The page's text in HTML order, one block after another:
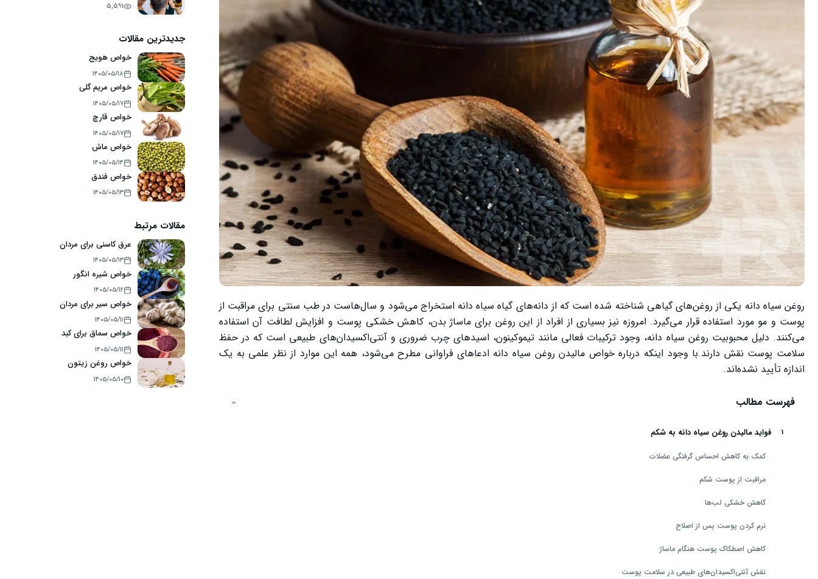
روغن سیاه دانه یکی از روغن‌های گیاهی شناخته‌ شده است که از دانه‌های گیاه سیاه دانه استخراج می‌شود و سال‌هاست در طب سنتی برای مراقبت از
پوست و مو مورد استفاده قرار می‌گیرد. امروزه نیز بسیاری از افراد از این روغن برای ماساژ بدن، کاهش خشکی پوست و افزایش لطافت آن استفاده
می‌کنند. دلیل محبوبیت روغن سیاه دانه، وجود ترکیبات فعالی مانند تیموکینون، اسیدهای چرب ضروری و آنتی‌اکسیدان‌های طبیعی است که در حفظ
سلامت پوست نقش دارند.با وجود اینکه درباره خواص مالیدن روغن سیاه دانه ادعاهای فراوانی مطرح می‌شود، همه این موارد از نظر علمی به یک
اندازه تأیید نشده‌اند.
فهرست مطالب
فواید مالیدن روغن سیاه دانه به شکم
کمک به کاهش احساس گرفتگی عضلات
مراقبت از پوست شکم
کاهش خشکی لب‌ها
نرم کردن پوست پس از اصلاح
کاهش اصطکاک پوست هنگام ماساژ
نقش آنتی‌اکسیدان‌های طبیعی در سلامت پوست
5,591
جدیدترین مقالات
خواص هویج
۱۴۰۵/۰۵/۱۸
خواص مریم گلی
۱۴۰۵/۰۵/۱۷
خواص قارچ
۱۴۰۵/۰۵/۱۷
خواص ماش
۱۴۰۵/۰۵/۱۴
خواص فندق
۱۴۰۵/۰۵/۱۳
مقالات مرتبط
عرق کاسنی برای مردان
۱۴۰۵/۰۵/۱۳
خواص شیره انگور
۱۴۰۵/۰۵/۱۲
خواص سیر برای مردان
۱۴۰۵/۰۵/۱۱
خواص سماق برای کبد
۱۴۰۵/۰۵/۱۱
خواص روغن زیتون
۱۴۰۵/۰۵/۱۰